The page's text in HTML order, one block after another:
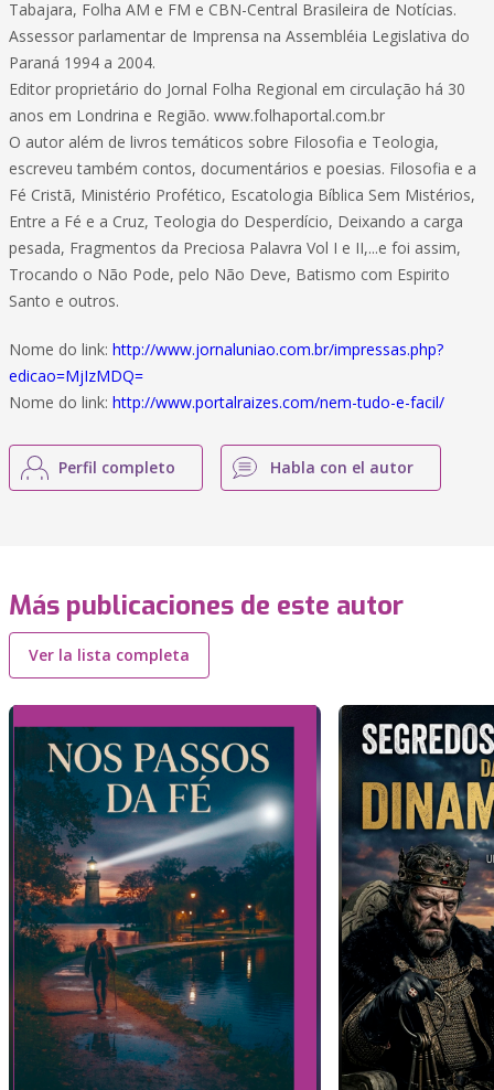
Tabajara, Folha AM e FM e CBN-Central Brasileira de Notícias.
Assessor parlamentar de Imprensa na Assembléia Legislativa do
Paraná 1994 a 2004.
Editor proprietário do Jornal Folha Regional em circulação há 30
anos em Londrina e Região. www.folhaportal.com.br
O autor além de livros temáticos sobre Filosofia e Teologia,
escreveu também contos, documentários e poesias. Filosofia e a
Fé Cristã, Ministério Profético, Escatologia Bíblica Sem Mistérios,
Entre a Fé e a Cruz, Teologia do Desperdício, Deixando a carga
pesada, Fragmentos da Preciosa Palavra Vol I e II,...e foi assim,
Trocando o Não Pode, pelo Não Deve, Batismo com Espirito
Santo e outros.
Nome do link: http://www.jornaluniao.com.br/impressas.php?
edicao=MjIzMDQ=
Nome do link: http://www.portalraizes.com/nem-tudo-e-facil/
Perfil completo Habla con el autor
Más publicaciones de este autor
Ver la lista completa